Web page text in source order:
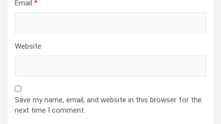
Email *
Website
Save my name, email, and website in this browser for the
next time I comment.